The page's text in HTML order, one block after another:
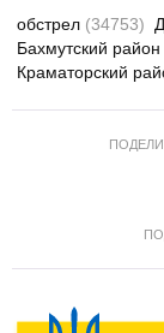
обстрел (34753)
Бахмутский район
Краматорский